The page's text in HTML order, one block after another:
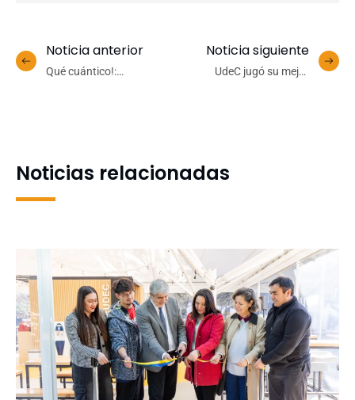
Noticia anterior
Qué cuántico!:
Noticia siguiente
UdeC jugó su mejor
Noticias relacionadas